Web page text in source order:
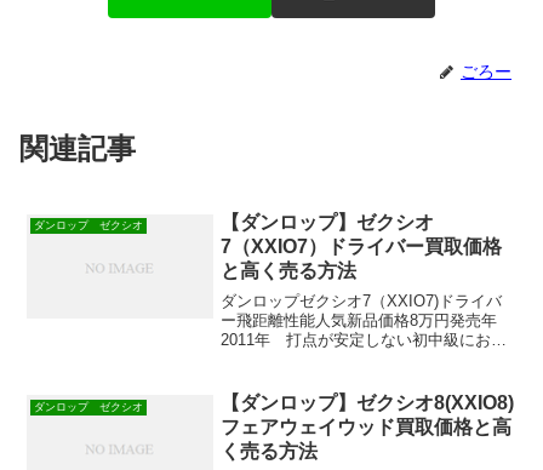
ごろー
関連記事
ダンロップ ゼクシオ
【ダンロップ】ゼクシオ
7（XXIO7）ドライバー買取価格
と高く売る方法
ダンロップゼクシオ7（XXIO7)ドライバ
ー飛距離性能人気新品価格8万円発売年
2011年 打点が安定しない初中級におす
る方法を紹介します！
ダンロップ ゼクシオ
【ダンロップ】ゼクシオ8(XXIO8)
フェアウェイウッド買取価格と高
く売る方法